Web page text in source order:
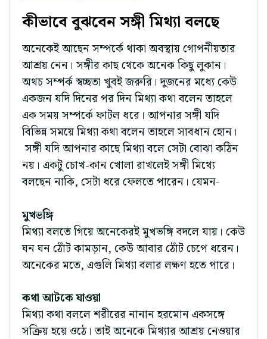
কীভাবে বুঝবেন সঙ্গী মিথ্যা বলছে
অনেকেই আছেন সম্পর্কে থাকা অবস্থায় গোপনীয়তার
আশ্রয় নেন। সঙ্গীর কাছ থেকে অনেক কিছু লুকান।
অথচ সম্পর্ক স্বচ্ছতা খুবই জরুরি। দুজনের মধ্যে কেউ
একজন যদি দিনের পর দিন মিথ্যা কথা বলেন তাহলে
এক সময় সম্পর্কে ফাটল ধরে। আপনার সঙ্গী যদি
বিভিন্ন সময়ে মিথ্যা কথা বলেন তাহলে সাবধান হোন।
সঙ্গী যদি আপনার কাছে মিথ্যা বলে সেটা বোঝা কঠিন
নয়। একটু চোখ-কান খোলা রাখলেই সঙ্গী মিথ্যে
বলছেন নাকি, সেটা ধরে ফেলতে পারেন। যেমন-
মুখভঙ্গি
মিথ্যা বলতে গিয়ে অনেকেরই মুখভঙ্গি বদলে যায়। কেউ
ঘন ঘন ঠোঁট কামড়ান, কেউ আবার ঠোঁট চেপে ধরেন।
অনেকের মতে, এগুলি মিথ্যা বলার লক্ষণ হতে পারে।
কথা আটকে যাওয়া
মিথ্যা কথা বললে শরীরের নানান হরমোন একসঙ্গে
সক্রিয় হয়ে ওঠে। তাই অনেকে মিথ্যার আশ্রয় নেওয়ার